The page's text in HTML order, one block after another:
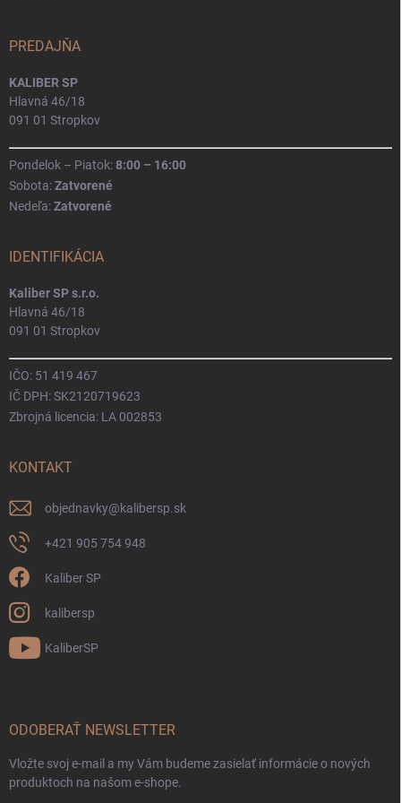
PREDAJŇA
KALIBER SP
Hlavná 46/18
091 01 Stropkov
Pondelok – Piatok:8:00 – 16:00
Sobota:Zatvorené
Nedeľa:Zatvorené
IDENTIFIKÁCIA
Kaliber SP s.r.o.
Hlavná 46/18
091 01 Stropkov
IČO: 51 419 467
IČ DPH: SK2120719623
Zbrojná licencia: LA 002853
KONTAKT
objednavky@kalibersp.sk
+421 905 754 948
Kaliber SP
kalibersp
KaliberSP
ODOBERAŤ NEWSLETTER
Vložte svoj e-mail a my Vám budeme zasielať informácie o nových
produktoch na našom e-shope.